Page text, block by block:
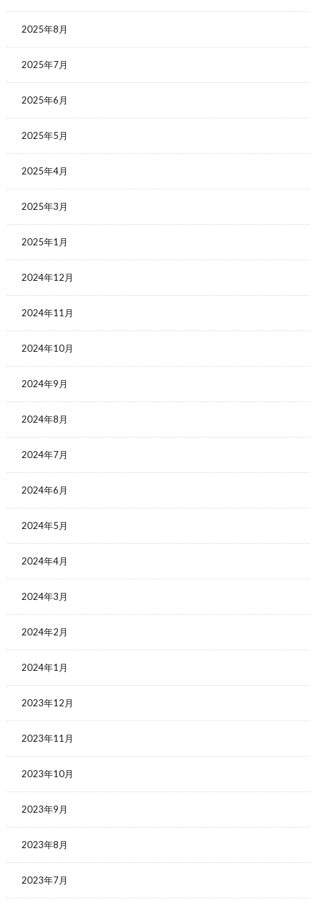
2025年8月
2025年7月
2025年6月
2025年5月
2025年4月
2025年3月
2025年1月
2024年12月
2024年11月
2024年10月
2024年9月
2024年8月
2024年7月
2024年6月
2024年5月
2024年4月
2024年3月
2024年2月
2024年1月
2023年12月
2023年11月
2023年10月
2023年9月
2023年8月
2023年7月